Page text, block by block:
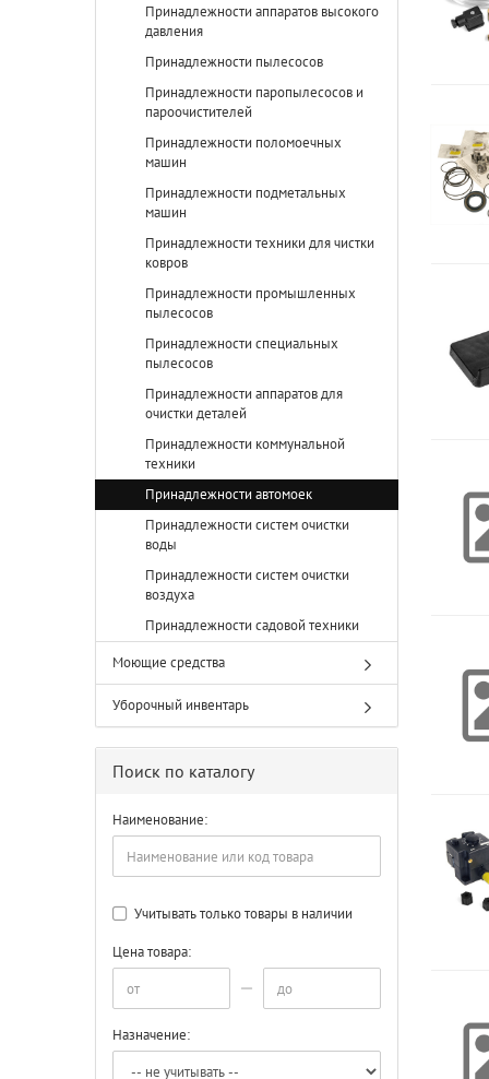
Принадлежности аппаратов высокого
давления
Принадлежности пылесосов
Принадлежности паропылесосов и
пароочистителей
Принадлежности поломоечных
машин
Принадлежности подметальных
машин
Принадлежности техники для чистки
ковров
Принадлежности промышленных
пылесосов
Принадлежности специальных
пылесосов
Принадлежности аппаратов для
очистки деталей
Принадлежности коммунальной
техники
Принадлежности автомоек
Принадлежности систем очистки
воды
Принадлежности систем очистки
воздуха
Принадлежности садовой техники
Моющие средства
Уборочный инвентарь
Поиск по каталогу
Наименование:
Учитывать только товары в наличии
Цена товара:
Назначение: